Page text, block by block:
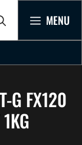
MENU
G FX120